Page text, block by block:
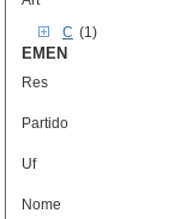
C (1)
EMEN
Res
Partido
Uf
Nome